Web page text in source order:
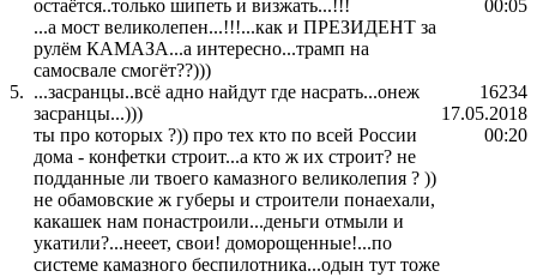
остаётся..только шипеть и визжать...!!!
...а мост великолепен...!!!...как и ПРЕЗИДЕНТ за
рулём КАМАЗА...а интересно...трамп на
самосвале смогёт??)))
00:05
5. ...засранцы..всё адно найдут где насрать...онеж
засранцы...)))
ты про которых ?)) про тех кто по всей России
дома - конфетки строит...а кто ж их строит? не
подданные ли твоего камазного великолепия ? ))
не обамовские ж губеры и строители понаехали,
какашек нам понастроили...деньги отмыли и
укатили?...нееет, свои! доморощенные!...по
системе камазного беспилотника...одын тут тоже
16234
17.05.2018
00:20